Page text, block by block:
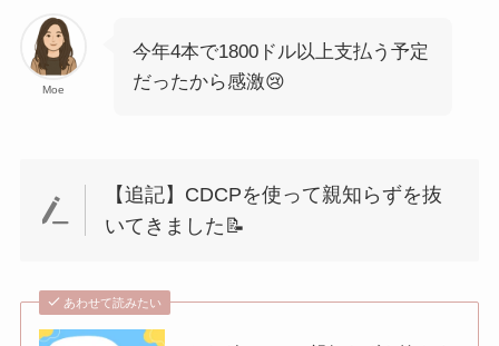
Moe
今年4本で1800ドル以上支払う予定
だったから感激😢
【追記】CDCPを使って親知らずを抜
いてきました📝
あわせて読みたい